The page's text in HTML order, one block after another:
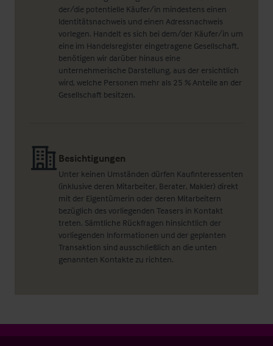
der/die potentielle Käufer/in mindestens einen
Identitätsnachweis und einen Adressnachweis
vorlegen. Handelt es sich bei dem/der Käufer/in um
eine im Handelsregister eingetragene Gesellschaft,
benötigen wir darüber hinaus eine
unternehmerische Darstellung, aus der ersichtlich
wird, welche Personen mehr als 25 % Anteile an der
Gesellschaft besitzen.
Besichtigungen
Unter keinen Umständen dürfen Kaufinteressenten
(inklusive deren Mitarbeiter, Berater, Makler) direkt
mit der Eigentümerin oder deren Mitarbeitern
bezüglich des vorliegenden Teasers in Kontakt
treten. Sämtliche Rückfragen hinsichtlich der
vorliegenden Informationen und der geplanten
Transaktion sind ausschließlich an die unten
genannten Kontakte zu richten.